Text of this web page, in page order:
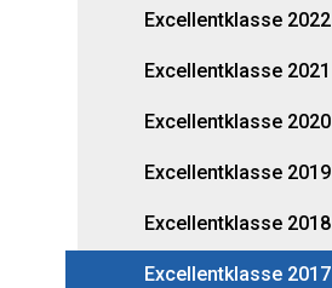
Excellentklasse 2022
Excellentklasse 2021
Excellentklasse 2020
Excellentklasse 2019
Excellentklasse 2018
Excellentklasse 2017